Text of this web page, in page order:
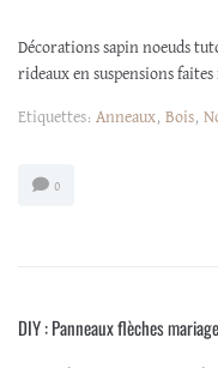
Décorations sapin noeuds
rideaux en suspensions
Etiquettes: Anneaux, Bois,
0
DIY : Panneaux flèches mariage